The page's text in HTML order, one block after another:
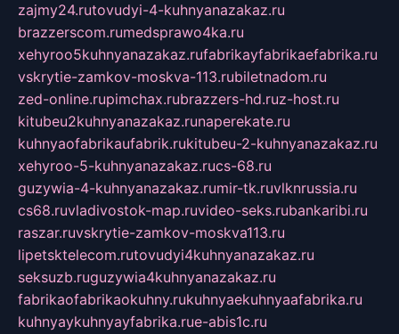
zajmy24.rutovudyi-4-kuhnyanazakaz.ru
brazzerscom.rumedsprawo4ka.ru
xehyroo5kuhnyanazakaz.rufabrikayfabrikaefabrika.ru
vskrytie-zamkov-moskva-113.rubiletnadom.ru
zed-online.rupimchax.rubrazzers-hd.ruz-host.ru
kitubeu2kuhnyanazakaz.runaperekate.ru
kuhnyaofabrikaufabrik.rukitubeu-2-kuhnyanazakaz.ru
xehyroo-5-kuhnyanazakaz.rucs-68.ru
guzywia-4-kuhnyanazakaz.rumir-tk.ruvlknrussia.ru
cs68.ruvladivostok-map.ruvideo-seks.rubankaribi.ru
raszar.ruvskrytie-zamkov-moskva113.ru
lipetsktelecom.rutovudyi4kuhnyanazakaz.ru
seksuzb.ruguzywia4kuhnyanazakaz.ru
fabrikaofabrikaokuhny.rukuhnyaekuhnyaafabrika.ru
kuhnyaykuhnyayfabrika.rue-abis1c.ru